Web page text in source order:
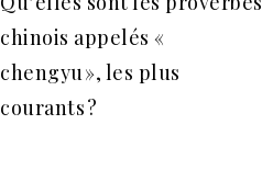
chinois appelés «
chengyu », les plus
courants ?